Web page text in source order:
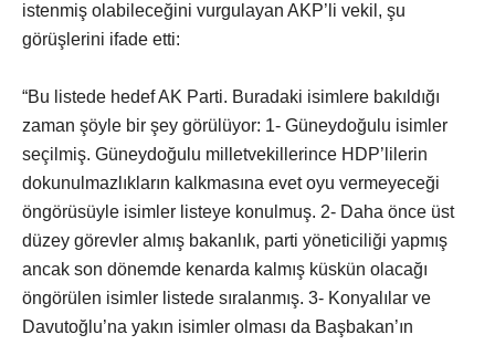
istenmiş olabileceğini vurgulayan AKP’li vekil, şu
görüşlerini ifade etti:
“Bu listede hedef AK Parti. Buradaki isimlere bakıldığı
zaman şöyle bir şey görülüyor: 1- Güneydoğulu isimler
seçilmiş. Güneydoğulu milletvekillerince HDP’lilerin
dokunulmazlıkların kalkmasına evet oyu vermeyeceği
öngörüsüyle isimler listeye konulmuş. 2- Daha önce üst
düzey görevler almış bakanlık, parti yöneticiliği yapmış
ancak son dönemde kenarda kalmış küskün olacağı
öngörülen isimler listede sıralanmış. 3- Konyalılar ve
Davutoğlu’na yakın isimler olması da Başbakan’ın